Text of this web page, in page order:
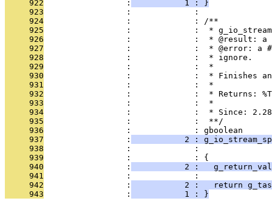
     922
                 :
           1 : }
     923
                 :             :
     924
                 :             : /**
     925
:             :  *
     926
:             :  * @result: a
     927
:             :  * @error: a
     928
                 :             :  * ignore.
     929
                 :             :  *
     930
:             :  * Finishes
     931
                 :             :  *
     932
:             :  * Returns:
     933
                 :             :  *
     934
                 :             :  * Since: 2.28
     935
                 :             :  **/
     936
                 :             : gboolean
     937
                 :
2 :
     938
:             :
     939
                 :             : {
     940
                 :
2 :
     941
                 :             :
     942
                 :
2 :   return
     943
                 :
           1 : }